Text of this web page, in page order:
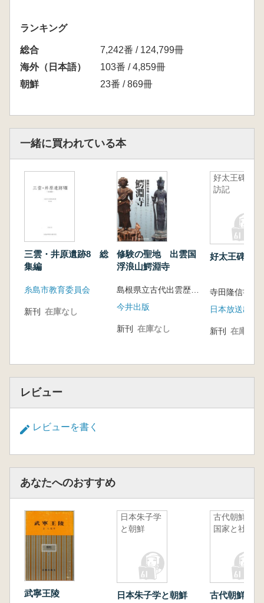
ランキング
総合
7,242番 / 124,799冊
海外（日本語）
103番 / 4,859冊
朝鮮
23番 / 869冊
一緒に買われている本
三雲・井原遺跡8 総
集編
糸島市教育委員会
新刊 在庫なし
修験の聖地 出雲国
浮浪山鰐淵寺
島根県立古代出雲歴史博物館 編
今井出版
新刊 在庫なし
好太王碑探
訪記
好太王碑探
寺田隆信等
日本放送出版
新刊 在庫なし
レビュー
レビューを書く
あなたへのおすすめ
武寧王陵
日本朱子学
と朝鮮
日本朱子学と朝鮮
古代朝鮮の
国家と社会
古代朝鮮の